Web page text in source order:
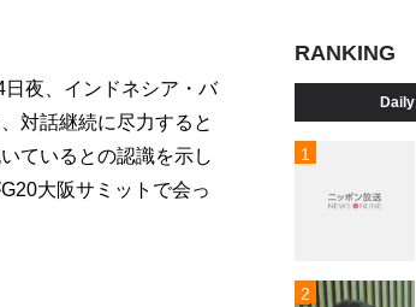
夜、インドネシア・バ
対話継続に尽力すると
ているとの認識を示し
大阪サミットで会っ
RANKING
Daily